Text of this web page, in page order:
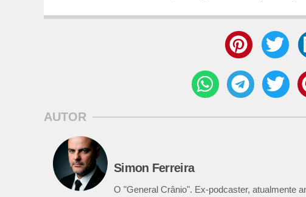
AUTOR
Simon Ferreira
O "General Crânio". Ex-podcaster, atualmente